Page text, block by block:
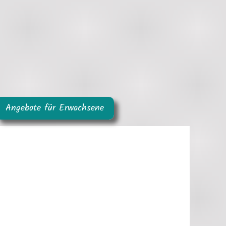
Angebote für Erwachsene